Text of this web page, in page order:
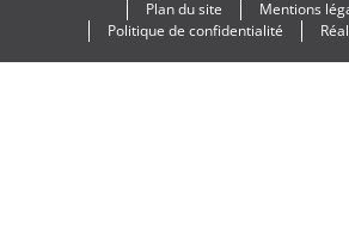
Plan du site
Mentions
Politique de confidentialité